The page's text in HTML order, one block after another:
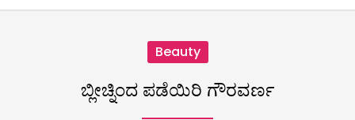
Beauty
ಬ್ಲೀಚ್ನಿಂದ ಪಡೆಯಿರಿ ಗೌರವರ್ಣ